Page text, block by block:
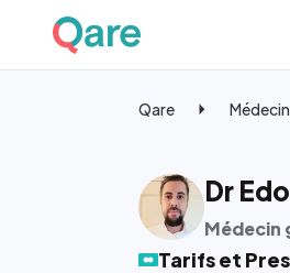
Qare
Dr
Médecin
Tarifs et